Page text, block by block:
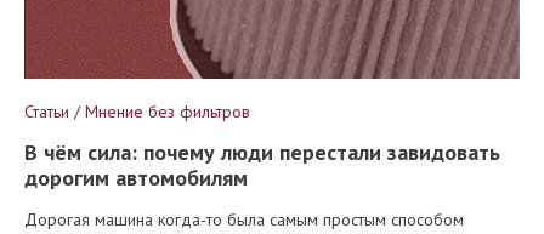
Статьи / Мнение без фильтров
В чём сила: почему люди перестали завидовать
дорогим автомобилям
Дорогая машина когда-то была самым простым способом